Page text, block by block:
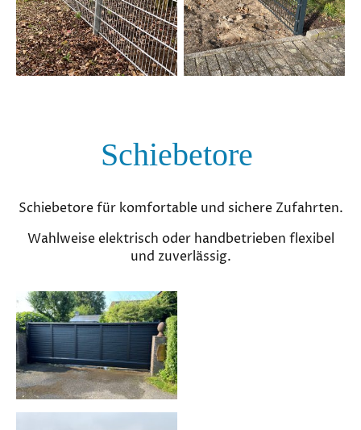
Schiebetore
Schiebetore für komfortable und sichere Zufahrten.
Wahlweise elektrisch oder handbetrieben flexibel
und zuverlässig.